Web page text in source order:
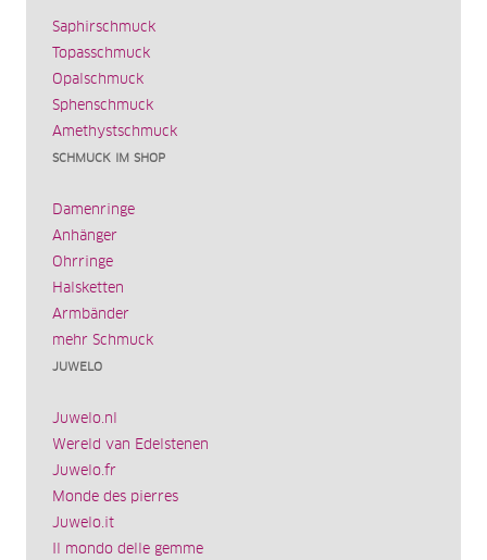
Saphirschmuck
Topasschmuck
Opalschmuck
Sphenschmuck
Amethystschmuck
SCHMUCK IM SHOP
Damenringe
Anhänger
Ohrringe
Halsketten
Armbänder
mehr Schmuck
JUWELO
Juwelo.nl
Wereld van Edelstenen
Juwelo.fr
Monde des pierres
Juwelo.it
Il mondo delle gemme